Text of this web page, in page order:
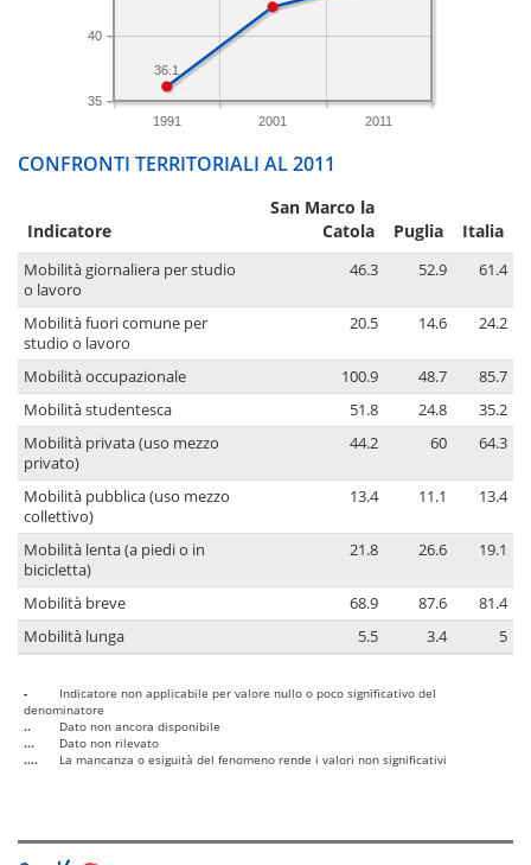
1991 2001 2011
35
40
36.1
CONFRONTI TERRITORIALI AL 2011
Indicatore
San Marco la
Catola
Puglia Italia
Mobilità giornaliera per studio
o lavoro
46.3 52.9 61.4
Mobilità fuori comune per
studio o lavoro
20.5 14.6 24.2
Mobilità occupazionale 100.9 48.7
85.7
Mobilità studentesca
51.8 24.8
35.2
Mobilità privata (uso mezzo
privato)
44.2 60 64.3
Mobilità pubblica (uso mezzo
collettivo)
13.4 11.1 13.4
Mobilità lenta (a piedi o in
bicicletta)
21.8 26.6 19.1
Mobilità breve 68.9 87.6
81.4
Mobilità lunga
5.5 3.4 5
-
Indicatore non applicabile per valore nullo o poco significativo del
denominatore
..
Dato non ancora disponibile
...
Dato non rilevato
....
La mancanza o esiguità del fenomeno rende i valori non significativi